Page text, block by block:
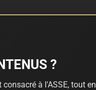
?
à l'ASSE, tout en